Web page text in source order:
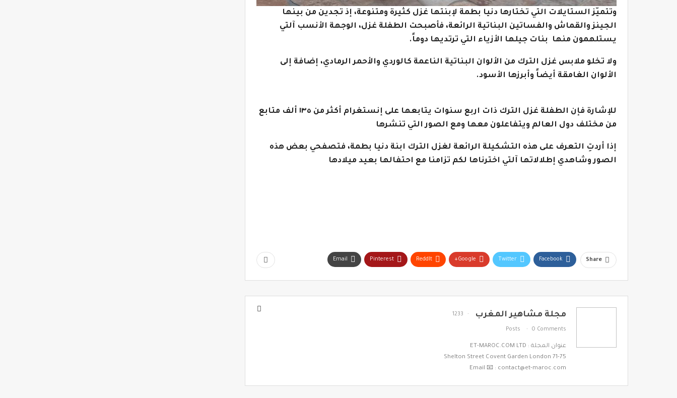
وتتميّز الستايلات التي تختارها دنيا بطمة لإبنتها غزل كثيرة ومتنوعة، إذ تجدين من بينها
الجينز والقماش والفساتين البناتية الرائعة، فأصبحت الطفلة غزل، الوجهة الأنسب آلتي
يستلهمون منها بنات جيلها الأزياء التي ترتديها دوماً.
ولا تخلو ملابس غزل الترك من الألوان البناتية الناعمة كالوردي والأحمر الرمادي، إضافة إلى
الألوان الغامقة أيضاً وأبرزها الأسود.
للإشارة فإن الطفلة غزل الترك ذات اربع سنوات يتابعها على إنستغرام أكثر من ١٣٥ ألف متابع
من مختلف دول العالم ويتفاعلون معها ومع الصور التي تنشرها
إذا أردتِ التعرف على هذه التشكيلة الرائعة لغزل الترك ابنة دنيا بطمة، فتصفحي بعض هذه
الصور وشاهدي إطلالاتها آلتي اخترناها لكم تزامنا مع احتفالها بعيد ميلادها
Share
Facebook
Twitter
Google+
ReddIt
Pinterest
Email
مجلة مشاهير المغرب 1233
Posts 0 Comments
عنوان المجلة : ET-MAROC.COM LTD
71-75 Shelton Street Covent Garden London
Email 📧 : contact@et-maroc.com